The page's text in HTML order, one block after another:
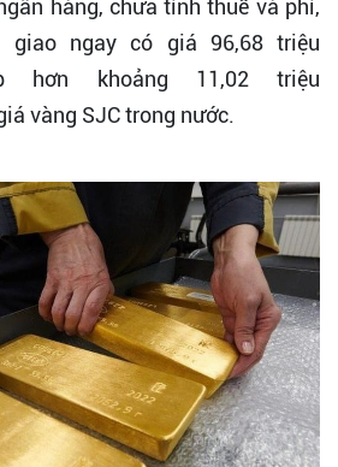
hàng, chưa tính thuế và phí,
giao ngay có giá 96,68 triệu
hơn khoảng 11,02 triệu
vàng SJC trong nước.